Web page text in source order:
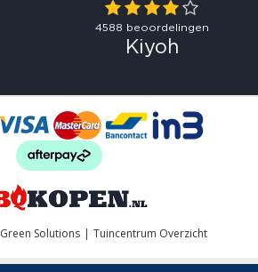
Green Solutions Tuincentrum Overzicht